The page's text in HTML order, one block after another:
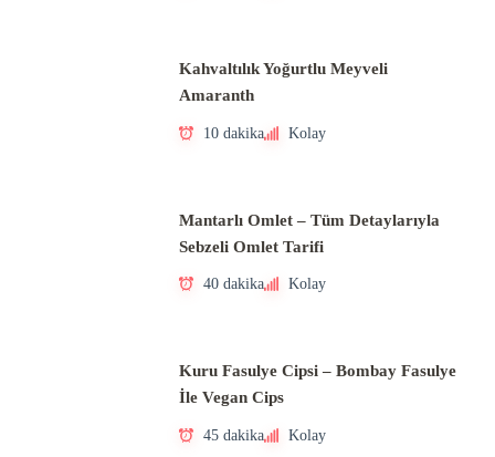
Kahvaltılık Yoğurtlu Meyveli
Amaranth
10 dakika Kolay
Mantarlı Omlet – Tüm Detaylarıyla
Sebzeli Omlet Tarifi
40 dakika Kolay
Kuru Fasulye Cipsi – Bombay Fasulye
İle Vegan Cips
45 dakika Kolay